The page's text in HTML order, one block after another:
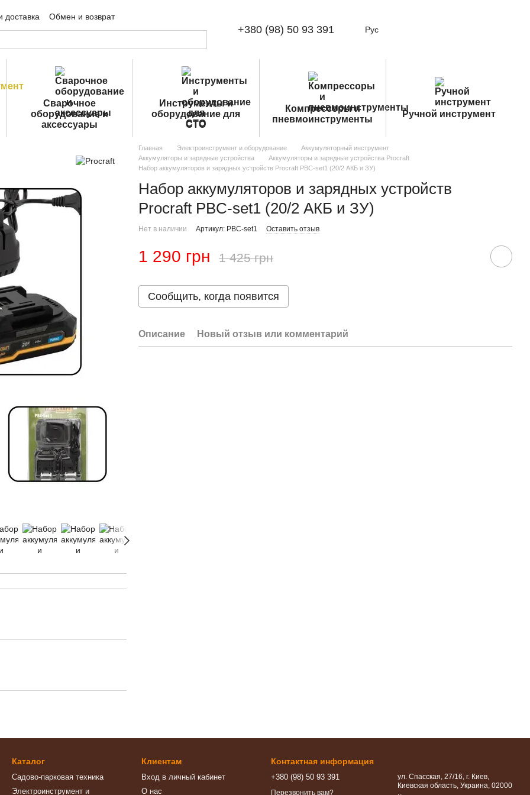
доставка
Обмен и возврат
Публичная оферта +380 (98) 50 93 391 Рус
Сварочное
оборудование и
аксессуары
Инструменты и
оборудование для
СТО
Компрессоры и
пневмоинструменты
Ручной инструмент
Главная Электроинструмент и оборудование
Аккумуляторный инструмент
Аккумуляторы и зарядные устройства
Аккумуляторы и зарядные устройства Procraft
Набор аккумуляторов и зарядных устройств Procraft PBC-set1 (20/2 АКБ и ЗУ)
Набор аккумуляторов и зарядных устройств
Procraft PBC-set1 (20/2 АКБ и ЗУ)
Нет в наличии Артикул: PBC-set1 Оставить отзыв
1 290 грн 1 425 грн
Сообщить, когда появится
Описание Новый отзыв или комментарий
Каталог
Садово-парковая техника
Электроинструмент и
Клиентам
Вход в личный кабинет
О нас
Контактная информация
+380 (98) 50 93 391
Перезвонить вам?
ул. Спасская, 27/16, г. Киев,
Киевская область, Украина, 02000